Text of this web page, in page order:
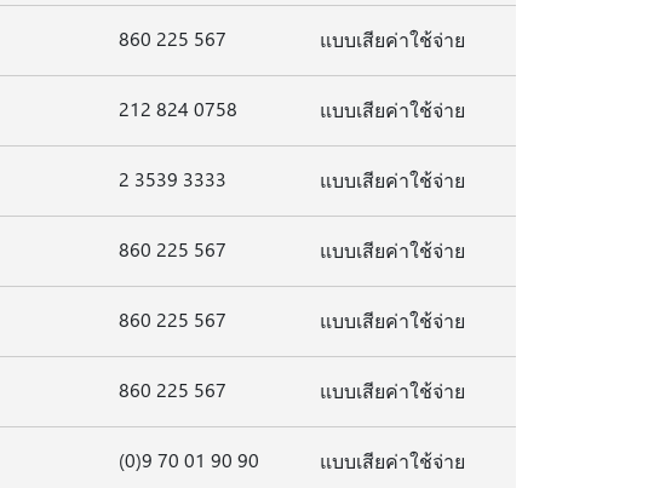
860 225 567 แบบเสียค่าใช้จ่าย
212 824 0758 แบบเสียค่าใช้จ่าย
2 3539 3333 แบบเสียค่าใช้จ่าย
860 225 567 แบบเสียค่าใช้จ่าย
860 225 567 แบบเสียค่าใช้จ่าย
860 225 567 แบบเสียค่าใช้จ่าย
(0)9 70 01 90 90 แบบเสียค่าใช้จ่าย